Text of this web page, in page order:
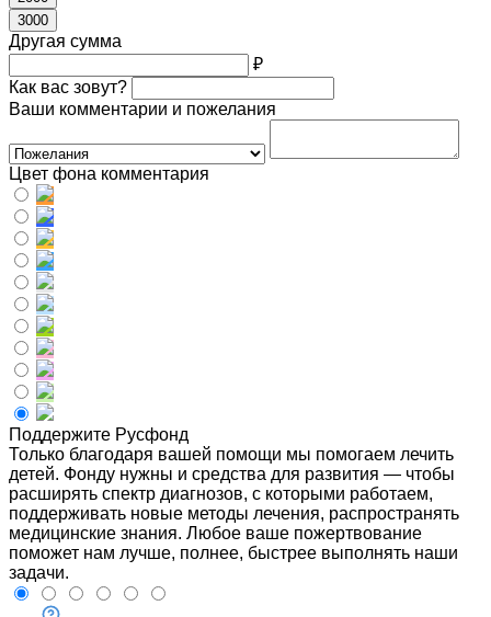
3000
Другая сумма
₽
Как вас зовут?
Ваши комментарии и пожелания
Цвет фона комментария
Поддержите Русфонд
Только благодаря вашей помощи мы помогаем лечить
детей. Фонду нужны и средства для развития — чтобы
расширять спектр диагнозов, с которыми работаем,
поддерживать новые методы лечения, распространять
медицинские знания. Любое ваше пожертвование
поможет нам лучше, полнее, быстрее выполнять наши
задачи.